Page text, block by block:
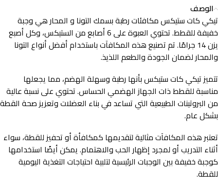
الوصف
تيكي كات ستيكس مكافئات رطبة بسمك التونا و المحار هي وجبة
خفيفة للقطط. تحتوي العبوة على 6 أصابع من الستيكس، وكل أصبع
يزن 14 جرامًا. تم تصنيع هذه المكافآت باستخدام أفضل أنواع التونا
والمحار لضمان الجودة والطعم اللذيذ.
تتميز تيكي كات ستيكس بأنها رطبة وسهلة الهضم، مما يجعلها
مناسبة للقطط ذات الجهاز الهضمي الحساس. تحتوي على نسبة عالية
من البروتينات الطبيعية التي تساعد في بناء العضلات وتعزيز صحة القطة
بشكل عام.
تعتبر هذه المكافآت مثالية لتقديمها كمكافأة أو تحفيز للقطة، سواء
أثناء التدريب أو لمجرد إظهار الحب والاهتمام. يمكن أيضًا استخدامها
كوجبة خفيفة بين الوجبات الرئيسية لتلبية احتياجات التغذية اليومية
للقطة.